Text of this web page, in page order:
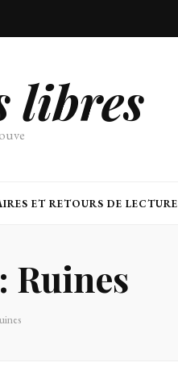
libres
ET RETOURS DE LECTURE
Ruines